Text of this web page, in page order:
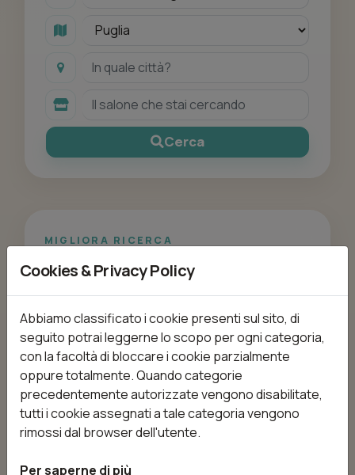
Cerca
MIGLIORA RICERCA
Per usare filtro per regione
devi indicare una città
Se selezioni una regione, devi inserire anche
una città.
Cookies & Privacy Policy
Abbiamo classificato i cookie presenti sul sito, di
seguito potrai leggerne lo scopo per ogni categoria,
con la facoltà di bloccare i cookie parzialmente
oppure totalmente. Quando categorie
precedentemente autorizzate vengono disabilitate,
tutti i cookie assegnati a tale categoria vengono
rimossi dal browser dell'utente.
Per saperne di più